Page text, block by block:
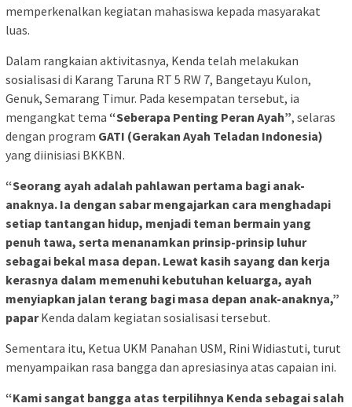
memperkenalkan kegiatan mahasiswa kepada masyarakat
luas.
Dalam rangkaian aktivitasnya, Kenda telah melakukan
sosialisasi di Karang Taruna RT 5 RW 7, Bangetayu Kulon,
Genuk, Semarang Timur. Pada kesempatan tersebut, ia
mengangkat tema “Seberapa Penting Peran Ayah”, selaras
dengan program GATI (Gerakan Ayah Teladan Indonesia)
yang diinisiasi BKKBN.
“Seorang ayah adalah pahlawan pertama bagi anak-
anaknya. Ia dengan sabar mengajarkan cara menghadapi
setiap tantangan hidup, menjadi teman bermain yang
penuh tawa, serta menanamkan prinsip-prinsip luhur
sebagai bekal masa depan. Lewat kasih sayang dan kerja
kerasnya dalam memenuhi kebutuhan keluarga, ayah
menyiapkan jalan terang bagi masa depan anak-anaknya,”
paparKenda dalam kegiatan sosialisasi tersebut.
Sementara itu, Ketua UKM Panahan USM, Rini Widiastuti, turut
menyampaikan rasa bangga dan apresiasinya atas capaian ini.
“Kami sangat bangga atas terpilihnya Kenda sebagai salah